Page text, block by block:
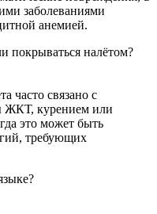
заболеваниями
анемией.
покрываться налётом?
часто связано с
ЖКТ, курением или
это может быть
требующих